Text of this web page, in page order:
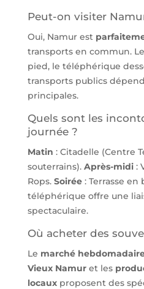
Peut-on visiter
Oui, Namur est
transports en commun.
pied, le téléphérique
transports publics
principales.
Quels sont les
journée ?
Matin : Citadelle (Centre
souterrains). Après-midi:
Rops. Soirée: Terrasse en
téléphérique offre une
spectaculaire.
Où acheter des
Le marché
Vieux Namuret les
locauxproposent des